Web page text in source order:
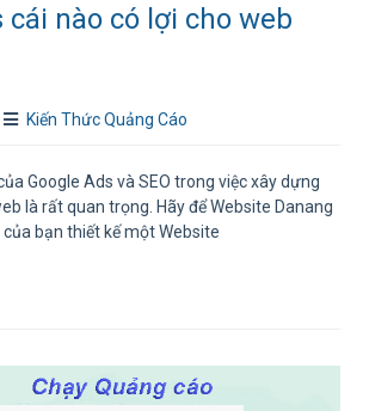
cái nào có lợi cho web
Kiến Thức Quảng Cáo
Google Ads và SEO trong việc xây dựng
là rất quan trọng. Hãy để Website Danang
bạn thiết kế một Website